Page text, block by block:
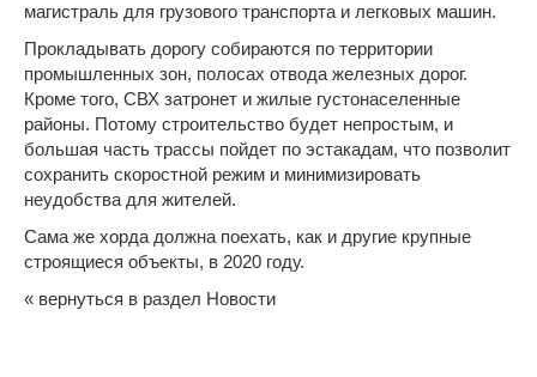
магистраль для грузового транспорта и легковых машин.
Прокладывать дорогу собираются по территории
промышленных зон, полосах отвода железных дорог.
Кроме того, СВХ затронет и жилые густонаселенные
районы. Потому строительство будет непростым, и
большая часть трассы пойдет по эстакадам, что позволит
сохранить скоростной режим и минимизировать
неудобства для жителей.
Сама же хорда должна поехать, как и другие крупные
строящиеся объекты, в 2020 году.
« вернуться в раздел Новости